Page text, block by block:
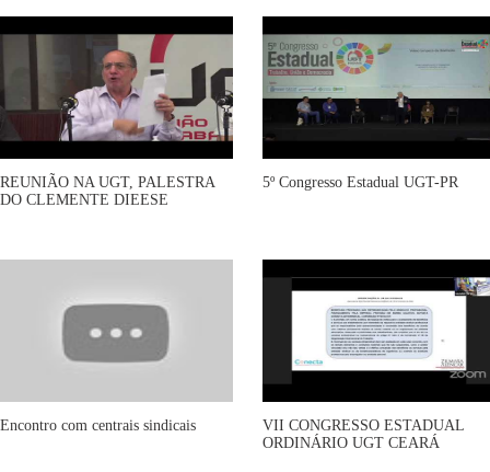
REUNIÃO NA UGT, PALESTRA
DO CLEMENTE DIEESE
5º Congresso Estadual UGT-PR
Encontro com centrais sindicais
VII CONGRESSO ESTADUAL
ORDINÁRIO UGT CEARÁ